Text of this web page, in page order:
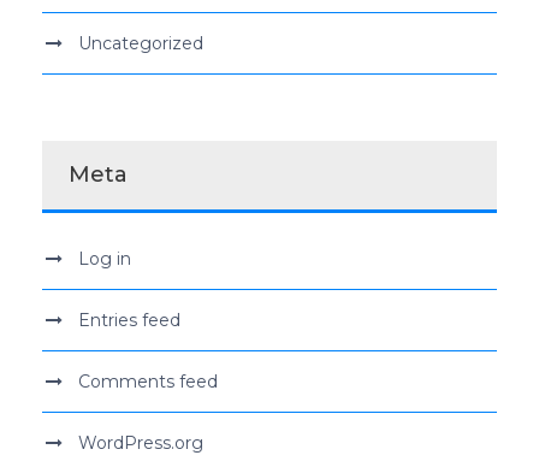
Uncategorized
Meta
Log in
Entries feed
Comments feed
WordPress.org